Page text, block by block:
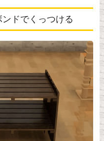
ドでくっつける